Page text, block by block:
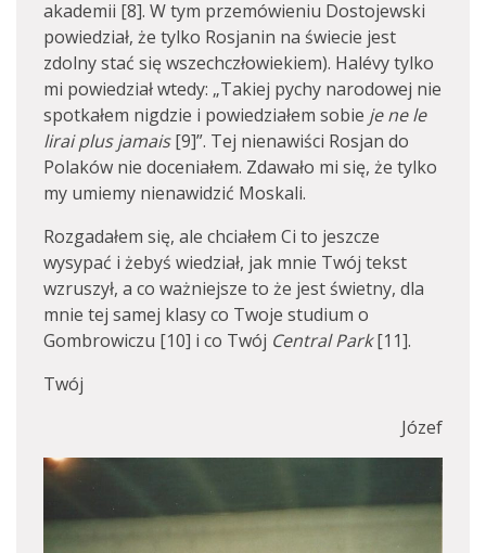
akademii [8]. W tym przemówieniu Dostojewski
powiedział, że tylko Rosjanin na świecie jest
zdolny stać się wszechczłowiekiem). Halévy tylko
mi powiedział wtedy: „Takiej pychy narodowej nie
spotkałem nigdzie i powiedziałem sobie je ne le
lirai plus jamais[9]”. Tej nienawiści Rosjan do
Polaków nie doceniałem. Zdawało mi się, że tylko
my umiemy nienawidzić Moskali.
Rozgadałem się, ale chciałem Ci to jeszcze
wysypać i żebyś wiedział, jak mnie Twój tekst
wzruszył, a co ważniejsze to że jest świetny, dla
mnie tej samej klasy co Twoje studium o
Gombrowiczu [10] i co Twój Central Park[11].
Twój
Józef